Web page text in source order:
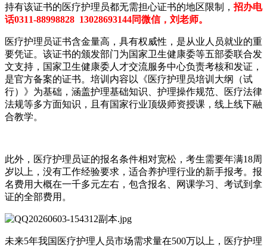
持有该证书的医疗护理员都无需担心证书的地区限制， 招办电
话0311-88998828 13028693144同微信，刘老师。
医疗护理员证书含金量高，具有权威性，是从业人员就业的重
要凭证。该证书的颁发部门为国家卫生健康委等五部委联合发
文支持，国家卫生健康委人才交流服务中心负责考核和发证，
是官方备案的证书。培训内容以《医疗护理员培训大纲（试
行）》为基础，涵盖护理基础知识、护理操作规范、医疗法律
法规等多方面知识，且有国家行业顶级师资授课，线上线下融
合教学。
此外，医疗护理员证的报名条件相对宽松，考生需要年满18周
岁以上，没有工作经验要求，适合养护理行业的新手报考。报
名费用大概在一千多元左右，包含报名、网课学习、考试到拿
证的全部费用。
未来5年我国医疗护理人员市场需求量在500万以上，医疗护理